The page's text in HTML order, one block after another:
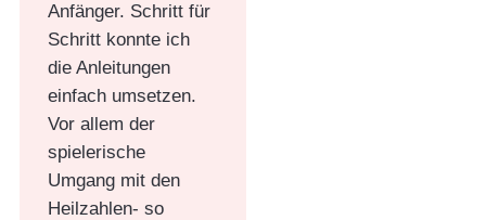
Anfänger. Schritt für
Schritt konnte ich
die Anleitungen
einfach umsetzen.
Vor allem der
spielerische
Umgang mit den
Heilzahlen- so